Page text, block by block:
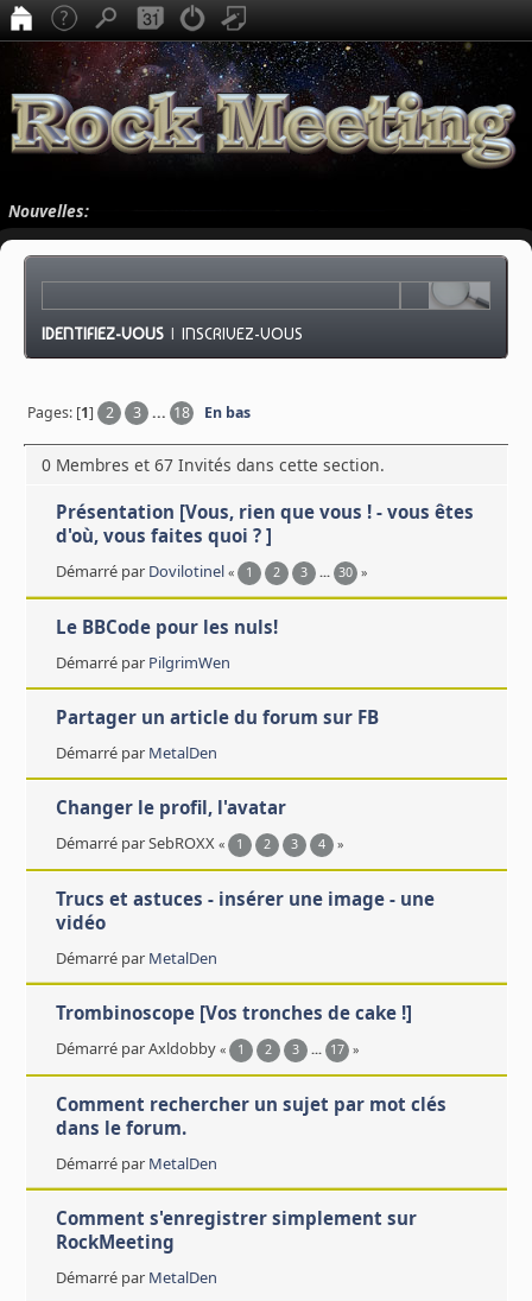
Nouvelles:
IDENTIFIEZ-VOUS |INSCRIVEZ-VOUS
Pages: [1] 2 3 ... 18 En bas
0 Membres et 67 Invités dans cette section.
Présentation [Vous, rien que vous ! - vous êtes
d'où, vous faites quoi ? ]
Démarré par Dovilotinel « 1 2 3 ... 30 »
Le BBCode pour les nuls!
Démarré par PilgrimWen
Partager un article du forum sur FB
Démarré par MetalDen
Changer le profil, l'avatar
Démarré par SebROXX « 1 2 3 4 »
Trucs et astuces - insérer une image - une
vidéo
Démarré par MetalDen
Trombinoscope [Vos tronches de cake !]
Démarré par Axldobby « 1 2 3 ... 17 »
Comment rechercher un sujet par mot clés
dans le forum.
Démarré par MetalDen
Comment s'enregistrer simplement sur
RockMeeting
Démarré par MetalDen